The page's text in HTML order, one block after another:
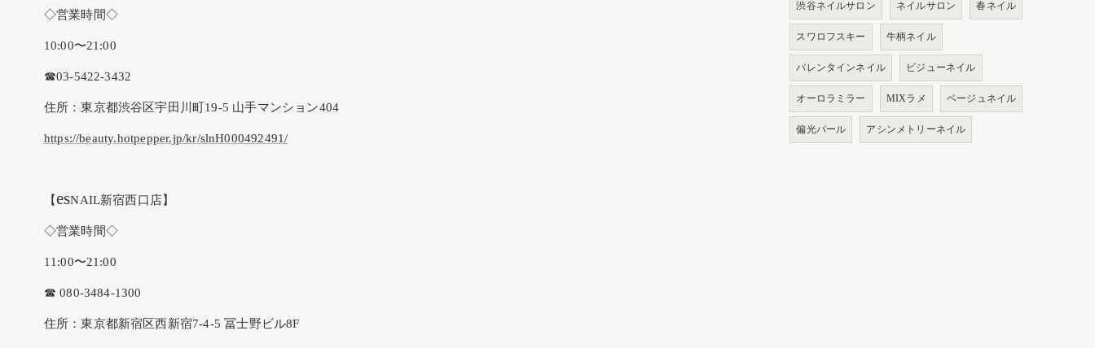
◇営業時間◇
10:00〜21:00
☎︎03-5422-3432
住所：東京都渋谷区宇田川町19-5 山手マンション404
https://beauty.hotpepper.jp/kr/slnH000492491/
【esNAIL新宿西口店】
◇営業時間◇
11:00〜21:00
☎︎ 080-3484-1300
住所：東京都新宿区西新宿7-4-5 冨士野ビル8F
渋谷ネイルサロン ネイルサロン 春ネイル
スワロフスキー 牛柄ネイル
バレンタインネイル ビジューネイル
オーロラミラー MIXラメ ベージュネイル
偏光パール アシンメトリーネイル